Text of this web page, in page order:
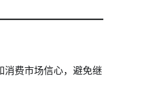
消费市场信心，避免继